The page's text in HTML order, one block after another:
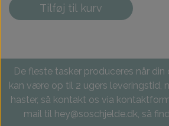
Tilføj til kurv
De fleste tasker produceres når din
kan være op til 2 ugers leveringstid,
haster, så kontakt os via
mail til hey@soschjelde.dk, så